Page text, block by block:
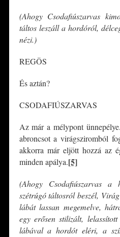
(Ahogy Csodafiúszarvas
táltos leszáll a hordóról,
nézi.)
REGÖS
És aztán?
CSODAFIÚSZARVAS
Az már a mélypont
abroncsot a virágsziromból
akkorra már eljött hozzá az
minden apálya.[5]
(Ahogy Csodafiúszarvas a
szétrúgó táltosról beszél,
lábát lassan megemelve,
egy erősen stilizált,
lábával a hordót eléri, a